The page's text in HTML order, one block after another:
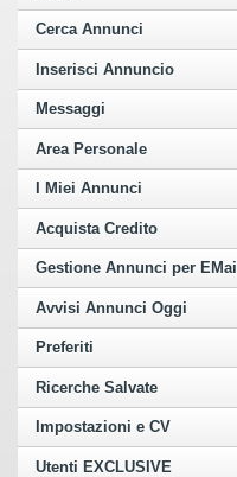
Cerca Annunci
Inserisci Annuncio
Messaggi
Area Personale
I Miei Annunci
Acquista Credito
Gestione Annunci per EMail
Avvisi Annunci Oggi
Preferiti
Ricerche Salvate
Impostazioni e CV
Utenti EXCLUSIVE